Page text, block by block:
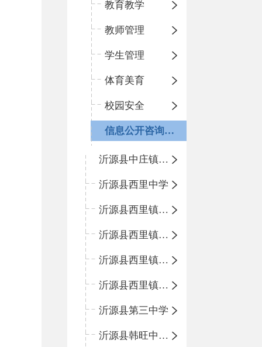
教育教学
教师管理
学生管理
体育美育
校园安全
信息公开咨询指南
沂源县中庄镇中心小学
沂源县西里中学
沂源县西里镇中心小学
沂源县西里镇柳枝峪回民小学
沂源县西里镇金星完全小学
沂源县西里镇团圆小学
沂源县第三中学
沂源县韩旺中心学校